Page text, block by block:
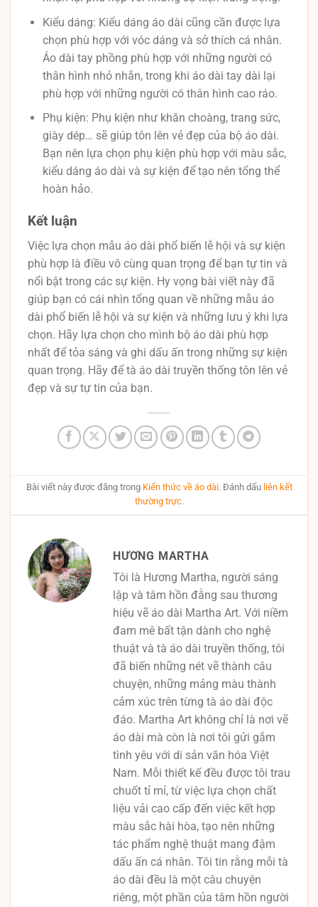
Kiểu dáng: Kiểu dáng áo dài cũng cần được lựa
chọn phù hợp với vóc dáng và sở thích cá nhân.
Áo dài tay phồng phù hợp với những người có
thân hình nhỏ nhắn, trong khi áo dài tay dài lại
phù hợp với những người có thân hình cao ráo.
Phụ kiện: Phụ kiện như khăn choàng, trang sức,
giày dép… sẽ giúp tôn lên vẻ đẹp của bộ áo dài.
Bạn nên lựa chọn phụ kiện phù hợp với màu sắc,
kiểu dáng áo dài và sự kiện để tạo nên tổng thể
hoàn hảo.
Kết luận
Việc lựa chọn mẫu áo dài phổ biến lễ hội và sự kiện
phù hợp là điều vô cùng quan trọng để bạn tự tin và
nổi bật trong các sự kiện. Hy vọng bài viết này đã
giúp bạn có cái nhìn tổng quan về những mẫu áo
dài phổ biến lễ hội và sự kiện và những lưu ý khi lựa
chọn. Hãy lựa chọn cho mình bộ áo dài phù hợp
nhất để tỏa sáng và ghi dấu ấn trong những sự kiện
quan trọng. Hãy để tà áo dài truyền thống tôn lên vẻ
đẹp và sự tự tin của bạn.
Bài viết này được đăng trong Kiến thức về áo dài. Đánh dấu liên kết
thường trực.
HƯƠNG MARTHA
Tôi là Hương Martha, người sáng
lập và tâm hồn đằng sau thương
hiệu vẽ áo dài Martha Art. Với niềm
đam mê bất tận dành cho nghệ
thuật và tà áo dài truyền thống, tôi
đã biến những nét vẽ thành câu
chuyện, những mảng màu thành
cảm xúc trên từng tà áo dài độc
đáo. Martha Art không chỉ là nơi vẽ
áo dài mà còn là nơi tôi gửi gắm
tình yêu với di sản văn hóa Việt
Nam. Mỗi thiết kế đều được tôi trau
chuốt tỉ mỉ, từ việc lựa chọn chất
liệu vải cao cấp đến việc kết hợp
màu sắc hài hòa, tạo nên những
tác phẩm nghệ thuật mang đậm
dấu ấn cá nhân. Tôi tin rằng mỗi tà
áo dài đều là một câu chuyện
riêng, một phần của tâm hồn người